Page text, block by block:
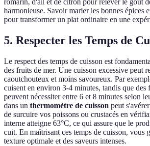
romarin, d'ail et de citron pour relever le goût
harmonieuse. Savoir marier les bonnes épices
pour transformer un plat ordinaire en une
5. Respecter les Temps de
Le respect des temps de cuisson est
des fruits de mer. Une cuisson excessive peut
caoutchouteux et moins savoureux. Par
cuisent en environ 3-4 minutes, tandis que des
peuvent nécessiter entre 6 et 8 minutes selon
dans un thermomètre de cuisson peut
de surcuire vos poissons ou crustacés en
interne atteigne 63°C, ce qui assure que le
cuit. En maîtrisant ces temps de cuisson, vous
texture optimale et des saveurs intenses.